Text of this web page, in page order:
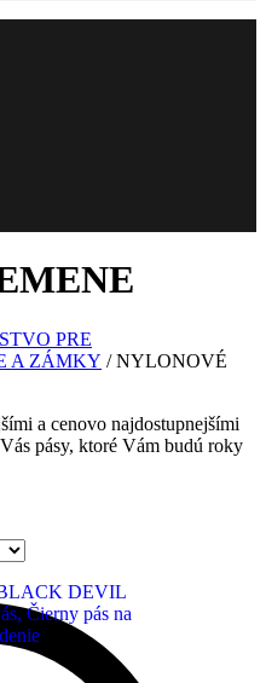
PRE
A ZÁMKY / NYLONOVÉ
a cenovo najdostupnejšími
pásy, ktoré Vám budú roky